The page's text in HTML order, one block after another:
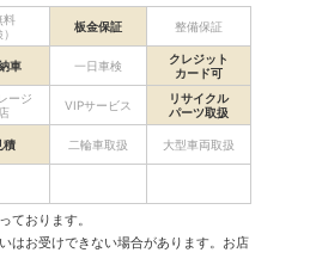
料
板金保証 整備保証
車 一日車検
クレジット
カード可
ージ
VIPサービス
リサイクル
パーツ取扱
積 二輪車取扱 大型車両取扱
ております。
はお受けできない場合があります。お店